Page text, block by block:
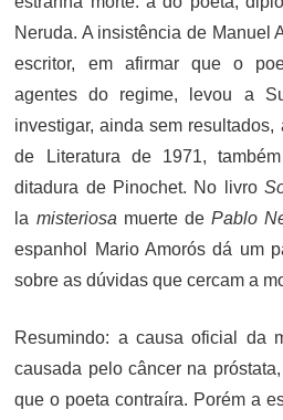
Neruda. A insistência de Manuel
escritor, em afirmar que o
agentes do regime, levou a
investigar, ainda sem resultados,
de Literatura de 1971,
ditadura de Pinochet. No livro
la misteriosamuerte de Pablo
espanhol Mario Amorós dá um
sobre as dúvidas que cercam a
Resumindo: a causa oficial da
causada pelo câncer na
que o poeta contraíra. Porém a